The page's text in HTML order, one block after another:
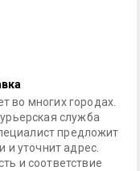
во многих городах.
служба
предложит
и уточнит адрес.
и соответствие